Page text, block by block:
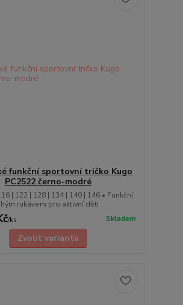
funkční sportovní tričko Kugo
PC2522 černo-modré
| 122 | 128 | 134 | 140 | 146 • Funkční
rukávem pro aktivní děti
/ks Skladem
Zvolit variantu